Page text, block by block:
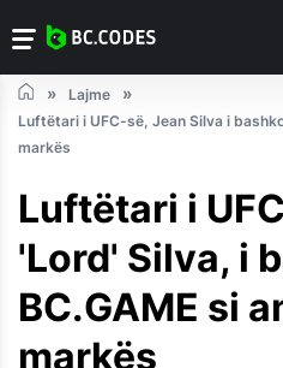
Lajme
Luftëtari i UFC-së, Jean Silva i
markës
Luftëtari i
'Lord' Silva, i
BC.GAME si
markës